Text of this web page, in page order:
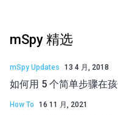
mSpy 精选
mSpy Updates 13 4 月, 2018
如何用 5 个简单步骤在
How To 16 11 月, 2021